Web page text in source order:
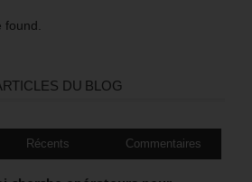
DU BLOG
Récents Commentaires